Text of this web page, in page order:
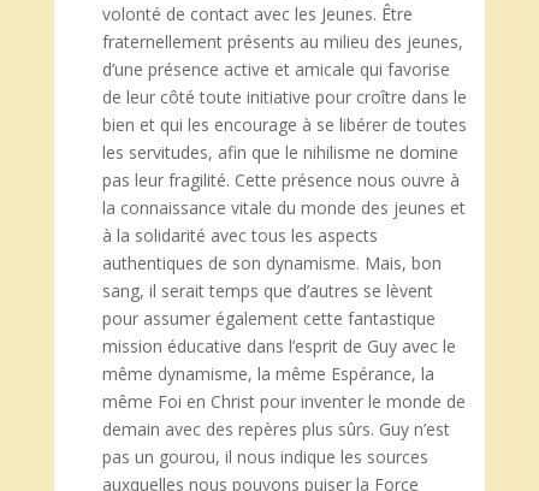
volonté de contact avec les Jeunes. Être
fraternellement présents au milieu des jeunes,
d’une présence active et amicale qui favorise
de leur côté toute initiative pour croître dans le
bien et qui les encourage à se libérer de toutes
les servitudes, afin que le nihilisme ne domine
pas leur fragilité. Cette présence nous ouvre à
la connaissance vitale du monde des jeunes et
à la solidarité avec tous les aspects
authentiques de son dynamisme. Mais, bon
sang, il serait temps que d’autres se lèvent
pour assumer également cette fantastique
mission éducative dans l’esprit de Guy avec le
même dynamisme, la même Espérance, la
même Foi en Christ pour inventer le monde de
demain avec des repères plus sûrs. Guy n’est
pas un gourou, il nous indique les sources
auxquelles nous pouvons puiser la Force